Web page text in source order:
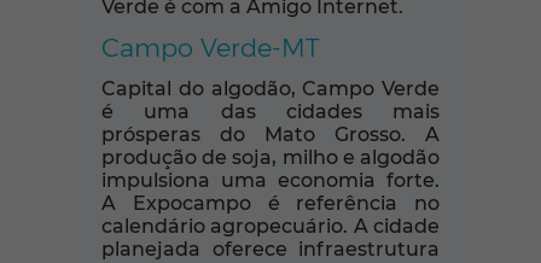
Verde é com a Amigo Internet.
Campo Verde-MT
Capital do algodão, Campo Verde
é uma das cidades mais
prósperas do Mato Grosso. A
produção de soja, milho e algodão
impulsiona uma economia forte.
A Expocampo é referência no
calendário agropecuário. A cidade
planejada oferece infraestrutura